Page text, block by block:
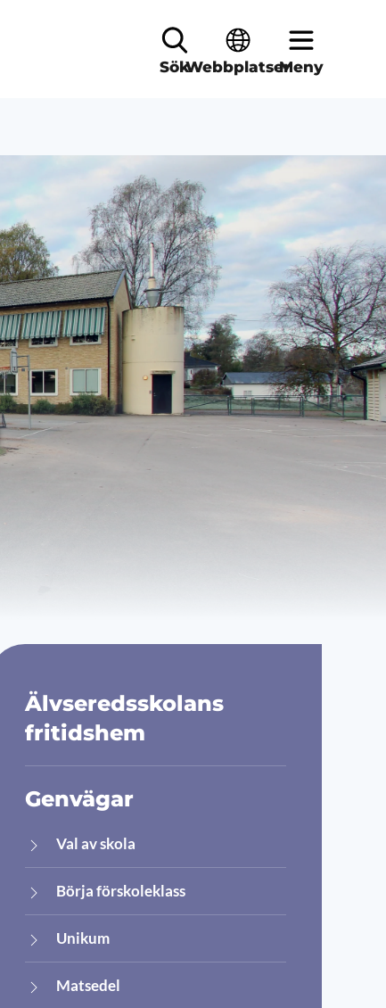
SökWebbplatserMeny
Älvseredsskolans
fritidshem
Genvägar
Val av skola
Börja förskoleklass
Unikum
Matsedel